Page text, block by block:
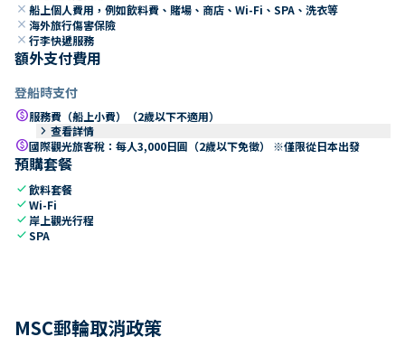
close 船上個人費用，例如飲料費、賭場、商店、Wi-Fi、SPA、洗衣等
close 海外旅行傷害保險
close 行李快遞服務
額外支付費用
登船時支付
paid服務費（船上小費）（2歲以下不適用）
keyboard_arrow_right 查看詳情
paid國際觀光旅客稅：每人3,000日圓（2歲以下免徵） ※僅限從日本出發
預購套餐
check飲料套餐
checkWi-Fi
check 岸上觀光行程
checkSPA
MSC郵輪取消政策